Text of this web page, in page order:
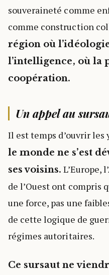
souveraineté comme
comme construction
région où
l’intelligence, où la
coopération.
Un appel au
Il est temps d’ouvrir les
le monde ne s’est
ses voisins. L’Europe,
de l’Ouest ont compris
une force, pas une
de cette logique de
régimes autoritaires.
Ce sursaut ne